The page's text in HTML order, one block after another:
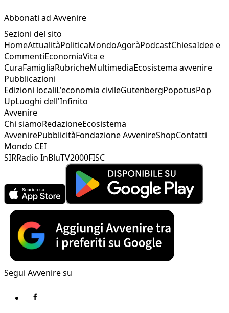
Abbonati ad Avvenire
Sezioni del sito
HomeAttualitàPoliticaMondoAgoràPodcastChiesaIdee e
CommentiEconomiaVita e
CuraFamigliaRubricheMultimediaEcosistema avvenire
Pubblicazioni
Edizioni localiL'economia civileGutenbergPopotusPop
UpLuoghi dell'Infinito
Avvenire
Chi siamoRedazioneEcosistema
AvvenirePubblicitàFondazione AvvenireShopContatti
Mondo CEI
SIRRadio InBluTV2000FISC
Segui Avvenire su